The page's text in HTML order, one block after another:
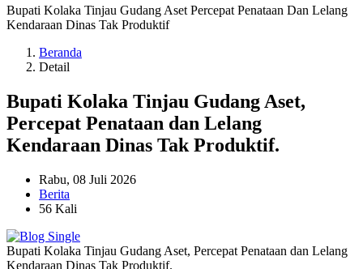
Bupati Kolaka Tinjau Gudang Aset Percepat Penataan Dan Lelang
Kendaraan Dinas Tak Produktif
Beranda
Detail
Bupati Kolaka Tinjau Gudang Aset,
Percepat Penataan dan Lelang
Kendaraan Dinas Tak Produktif.
Rabu, 08 Juli 2026
Berita
56 Kali
Bupati Kolaka Tinjau Gudang Aset, Percepat Penataan dan Lelang
Kendaraan Dinas Tak Produktif.